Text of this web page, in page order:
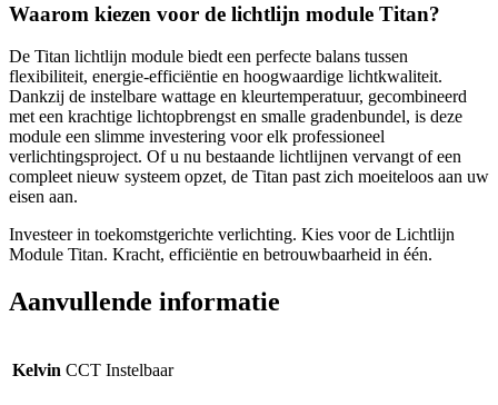
Waarom kiezen voor de lichtlijn module Titan?
De Titan lichtlijn module biedt een perfecte balans tussen
flexibiliteit, energie-efficiëntie en hoogwaardige lichtkwaliteit.
Dankzij de instelbare wattage en kleurtemperatuur, gecombineerd
met een krachtige lichtopbrengst en smalle gradenbundel, is deze
module een slimme investering voor elk professioneel
verlichtingsproject. Of u nu bestaande lichtlijnen vervangt of een
compleet nieuw systeem opzet, de Titan past zich moeiteloos aan uw
eisen aan.
Investeer in toekomstgerichte verlichting. Kies voor de Lichtlijn
Module Titan. Kracht, efficiëntie en betrouwbaarheid in één.
Aanvullende informatie
Kelvin CCT Instelbaar